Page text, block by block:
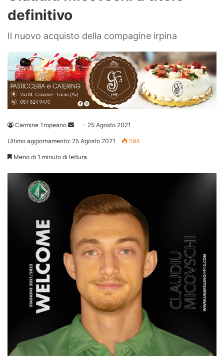
definitivo
Il nuovo acquisto della compagine irpina
Carmine Tropeano
Invia 25 Agosto 2021
Ultimo aggiornamento: 25 Agosto 2021 594
Meno di 1 minuto di lettura